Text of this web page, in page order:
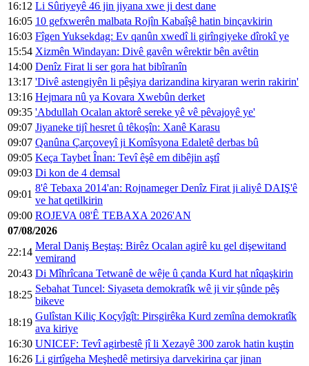
16:12 Li Sûriyeyê 46 jin jiyana xwe ji dest dane
16:05 10 gefxwerên malbata Rojîn Kabaîşê hatin binçavkirin
16:03 Fîgen Yuksekdag: Ev qanûn xwedî li girîngiyeke dîrokî ye
15:54 Xizmên Windayan: Divê gavên wêrektir bên avêtin
14:00 Denîz Firat li ser gora hat bibîranîn
13:17 'Divê astengiyên li pêşiya darizandina kiryaran werin rakirin'
13:16 Hejmara nû ya Kovara Xwebûn derket
09:35 'Abdullah Ocalan aktorê sereke yê vê pêvajoyê ye'
09:07 Jiyaneke tijî hesret û têkoşîn: Xanê Karasu
09:07 Qanûna Çarçoveyî ji Komîsyona Edaletê derbas bû
09:05 Keça Taybet Înan: Tevî êşê em dibêjin aştî
09:03 Di kon de 4 demsal
09:01
8'ê Tebaxa 2014'an: Rojnameger Denîz Firat ji aliyê DAIŞ'ê
ve hat qetilkirin
09:00 ROJEVA 08'Ê TEBAXA 2026'AN
07/08/2026
22:14
Meral Daniş Beştaş: Birêz Ocalan agirê ku gel dişewitand
vemirand
20:43 Di Mîhrîcana Tetwanê de wêje û çanda Kurd hat nîqaşkirin
18:25
Sebahat Tuncel: Siyaseta demokratîk wê ji vir şûnde pêş
bikeve
18:19
Gulîstan Kiliç Koçyîgît: Pirsgirêka Kurd zemîna demokratîk
ava kiriye
16:30 UNICEF: Tevî agirbestê jî li Xezayê 300 zarok hatin kuştin
16:26 Li girtîgeha Meşhedê metirsiya darvekirina çar jinan